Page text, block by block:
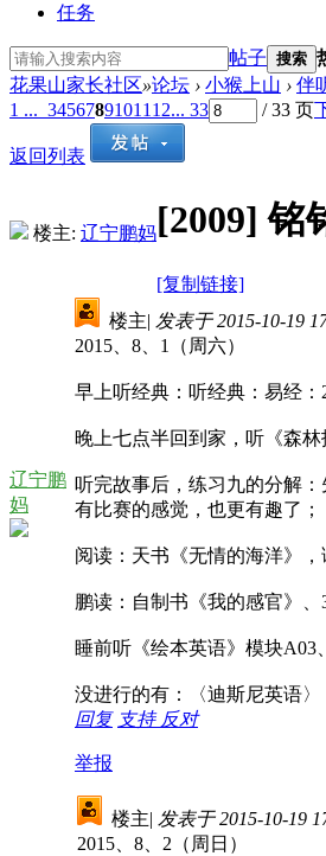
任务
帖子 搜索
花果山家长社区»论坛 › 小猴上山 › 伴
1 ... 34567891011 12... 33 / 33 页
返回列表
楼主: 辽宁鹏妈[2009]铭
[复制链接]
辽宁鹏
妈
楼主| 发表于 2015-10-19
2015、8、1（周六）
早上听经典：听经典：易经：
晚上七点半回到家，听《森
听完故事后，练习九的分解
有比赛的感觉，也更有趣了；
阅读：天书《无情的海洋》
鹏读：自制书《我的感官》
睡前听《绘本英语》模块A03
没进行的有：〈迪斯尼英语
回复 支持 反对
举报
楼主| 发表于 2015-10-19
2015、8、2（周日）